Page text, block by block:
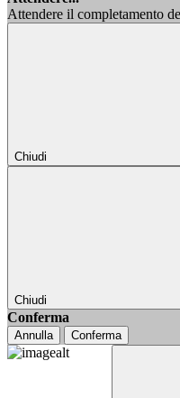
Attendere il completamento
Chiudi
Chiudi
Conferma
Annulla Conferma